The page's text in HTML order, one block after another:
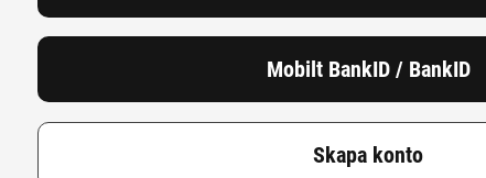
Mobilt BankID / BankID
Skapa konto